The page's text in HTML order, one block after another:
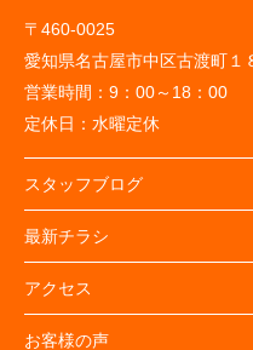
〒460-0025
愛知県名古屋市中区古渡町１
営業時間： 9：00～18：00
定休日： 水曜定休
スタッフブログ
最新チラシ
アクセス
お客様の声